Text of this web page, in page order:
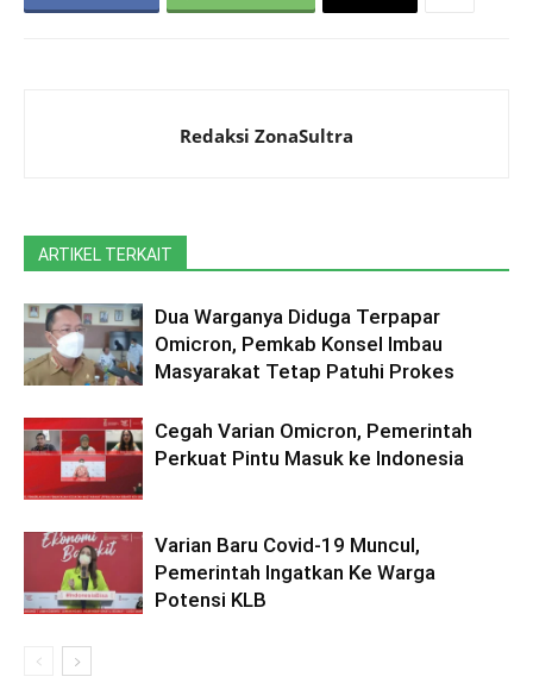
Redaksi ZonaSultra
ARTIKEL TERKAIT
Dua Warganya Diduga Terpapar
Omicron, Pemkab Konsel Imbau
Masyarakat Tetap Patuhi Prokes
Cegah Varian Omicron, Pemerintah
Perkuat Pintu Masuk ke Indonesia
Varian Baru Covid-19 Muncul,
Pemerintah Ingatkan Ke Warga
Potensi KLB